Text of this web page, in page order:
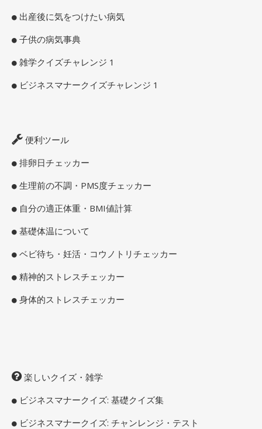
出産後に気をつけたい病気
子供の病気事典
雑学クイズチャレンジ 1
ビジネスマナークイズチャレンジ 1
便利ツール
排卵日チェッカー
生理前の不調・PMS度チェッカー
自分の適正体重・BMI値計算
基礎体温について
ベビ待ち・妊活・コウノトリチェッカー
精神的ストレスチェッカー
身体的ストレスチェッカー
楽しいクイズ・雑学
ビジネスマナークイズ: 基礎クイズ集
ビジネスマナークイズ: チャンレンジ・テスト